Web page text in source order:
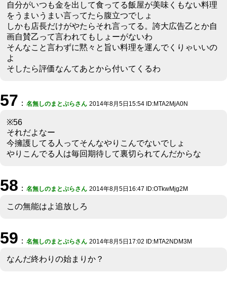
自分がいつも金を出して食ってる飯屋が美味くもない料理
をうまいうまい言ってたら腹立つでしょ
しかも店長だけがやたらそれ言ってる。誇大広告乙とか自
画自賛乙って言われてもしょーがないわ
そんなこと言わずに黙々と旨い料理を運んでくりゃいいの
よ
そしたら評価なんてあとから付いてくるわ
57 ： 名無しのまとぷらさん 2014年8月5日15:54 ID:MTA2MjA0N
※56
それだよなー
今擁護してる人ってそんなやりこんでないでしょ
やりこんでる人は毎回期待して裏切られてんだからな
58 ： 名無しのまとぷらさん 2014年8月5日16:47 ID:OTkwMjg2M
この無能はよ追放しろ
59 ： 名無しのまとぷらさん 2014年8月5日17:02 ID:MTA2NDM3M
なんだ終わりの始まりか？